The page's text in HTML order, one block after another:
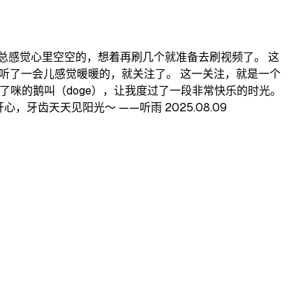
觉心里空空的，想着再刷几个就准备去刷视频了。 这
了一会儿感觉暖暖的，就关注了。 这一关注，就是一个
的鹅叫（doge），让我度过了一段非常快乐的时光。
心，牙齿天天见阳光～ ——听雨 2025.08.09